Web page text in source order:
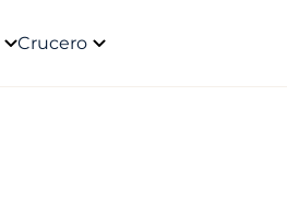
Crucero